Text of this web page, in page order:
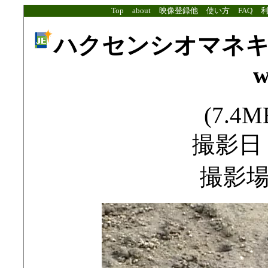
Top about 映像登録他 使い方 FAQ
ハクセンシオマネ
撮影日
撮影